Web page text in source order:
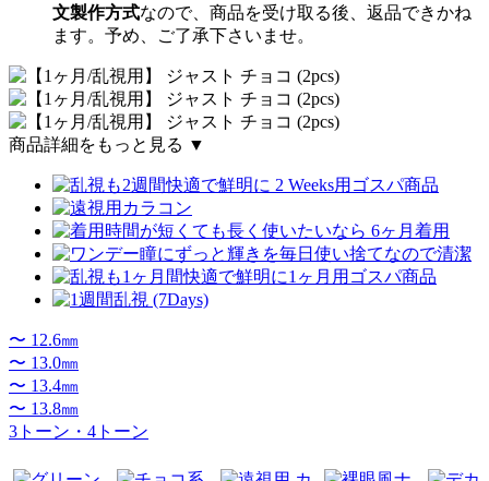
文製作方式なので、商品を受け取る後、返品できかね
ます。予め、ご了承下さいませ。
商品詳細をもっと見る ▼
〜 12.6㎜
〜 13.0㎜
〜 13.4㎜
〜 13.8㎜
3トーン・4トーン